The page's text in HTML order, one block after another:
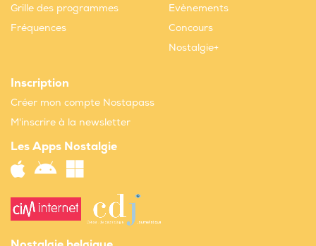
Grille des programmes
Fréquences
Evènements
Concours
Nostalgie+
Inscription
Créer mon compte Nostapass
M'inscrire à la newsletter
Les Apps Nostalgie